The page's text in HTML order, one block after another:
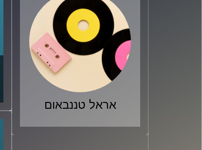
אראל טננבאום